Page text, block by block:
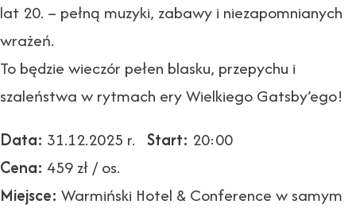
lat 20. – pełną muzyki, zabawy i niezapomnianych
wrażeń.
To będzie wieczór pełen blasku, przepychu i
szaleństwa w rytmach ery Wielkiego Gatsby’ego!
Data: 31.12.2025 r. Start: 20:00
Cena: 459 zł / os.
Miejsce: Warmiński Hotel & Conference w samym